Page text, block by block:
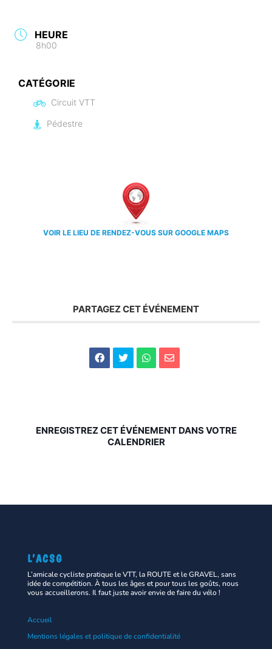
HEURE
8h00
CATÉGORIE
Circuit VTT
Pédestre
VOIR LE LIEU DE RENDEZ-VOUS SUR GOOGLE MAPS
PARTAGEZ CET ÉVÉNEMENT
ENREGISTREZ CET ÉVÉNEMENT DANS VOTRE
CALENDRIER
L’ACSG
L’amicale cycliste pratique le VTT, la ROUTE et le GRAVEL, sans
idée de compétition. À tous les âges et pour tous les goûts, nous
vous accueillerons. Il faut juste avoir envie de faire du vélo !
Accueil
Mentions légales et politique de confidentialité